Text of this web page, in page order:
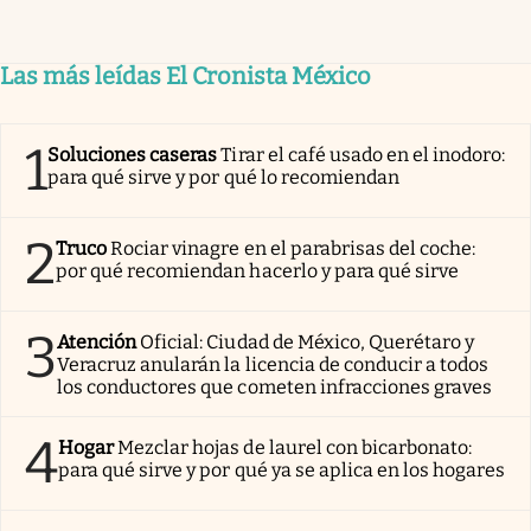
Las más leídas El Cronista México
1Soluciones caserasTirar el café usado en el inodoro:
para qué sirve y por qué lo recomiendan
2TrucoRociar vinagre en el parabrisas del coche:
por qué recomiendan hacerlo y para qué sirve
3AtenciónOficial: Ciudad de México, Querétaro y
Veracruz anularán la licencia de conducir a todos
los conductores que cometen infracciones graves
4HogarMezclar hojas de laurel con bicarbonato:
para qué sirve y por qué ya se aplica en los hogares